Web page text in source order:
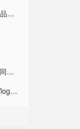
尚
？
样?